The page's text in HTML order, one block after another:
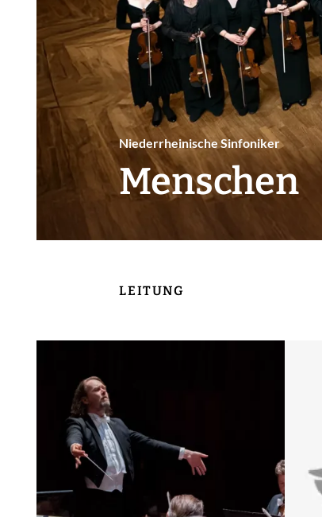
MUSIKVERMITTLUNG ÖFFNEN
MEDIEN ÖFFNEN
Niederrheinische Sinfoniker
Menschen
LEITUNG